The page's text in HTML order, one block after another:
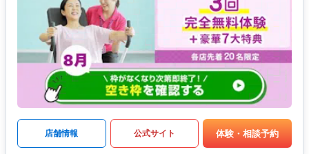
店舗情報 公式サイト 体験・相談予約